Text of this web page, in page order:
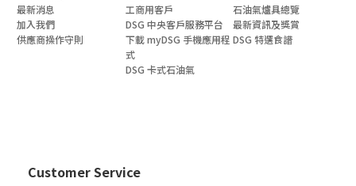
最新消息
加入我們
供應商操作守則
工商用客戶
DSG 中央客戶服務平台
下載 myDSG 手機應用程
式
DSG 卡式石油氣
石油氣爐具總覽
最新資訊及獎賞
DSG 特選食譜
Customer Service